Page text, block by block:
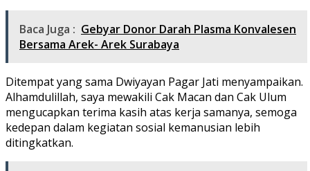
Baca Juga : Gebyar Donor Darah Plasma Konvalesen
Bersama Arek- Arek Surabaya
Ditempat yang sama Dwiyayan Pagar Jati menyampaikan.
Alhamdulillah, saya mewakili Cak Macan dan Cak Ulum
mengucapkan terima kasih atas kerja samanya, semoga
kedepan dalam kegiatan sosial kemanusian lebih
ditingkatkan.